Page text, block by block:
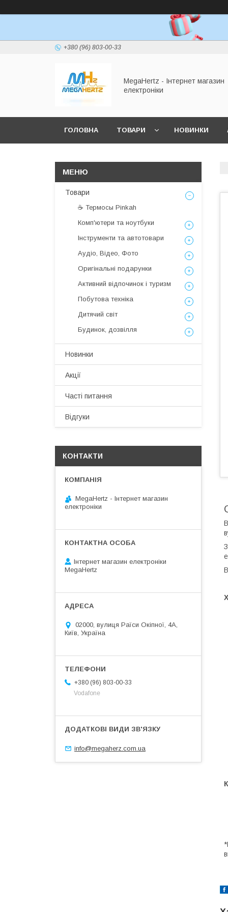
+380 (96) 803-00-33
MegaHertz - Інтернет магазин
електроніки
ГОЛОВНА ТОВАРИ НОВИНКИ
Товари
☕ Термосы Pinkah
Комп'ютери та ноутбуки
Інструменти та автотовари
Аудіо, Відео, Фото
Оригінальні подарунки
Активний відпочинок і туризм
Побутова техніка
Дитячий світ
Будинок, дозвілля
Новинки
Акції
Часті питання
Відгуки
КОНТАКТИ
MegaHertz - Інтернет магазин
електроніки
Інтернет магазин електроніки
MegaHertz
02000, вулиця Раїси Окіпної, 4А,
Київ, Україна
+380 (96) 803-00-33
Vodafone
info@megaherz.com.ua